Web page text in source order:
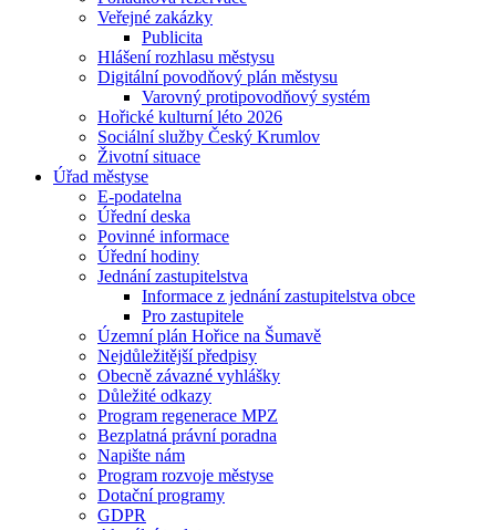
Veřejné zakázky
Publicita
Hlášení rozhlasu městysu
Digitální povodňový plán městysu
Varovný protipovodňový systém
Hořické kulturní léto 2026
Sociální služby Český Krumlov
Životní situace
Úřad městyse
E-podatelna
Úřední deska
Povinné informace
Úřední hodiny
Jednání zastupitelstva
Informace z jednání zastupitelstva obce
Pro zastupitele
Územní plán Hořice na Šumavě
Nejdůležitější předpisy
Obecně závazné vyhlášky
Důležité odkazy
Program regenerace MPZ
Bezplatná právní poradna
Napište nám
Program rozvoje městyse
Dotační programy
GDPR